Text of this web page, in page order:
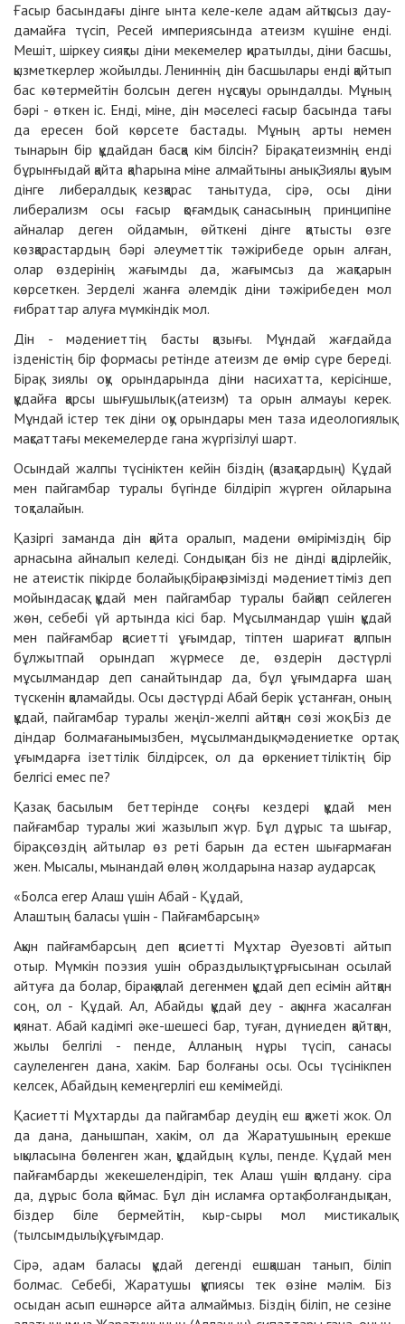
Ғасыр басындағы дінге ынта келе-келе адам айтқысыз дау-
дамайға түсіп, Ресей империясында атеизм күшіне енді.
Мешіт, шіркеу сияқты діни мекемелер қиратылды, діни басшы,
қызметкерлер жойылды. Лениннің дін басшылары енді қайтып
бас көтермейтін болсын деген нұсқауы орындалды. Мұның
бәрі - өткен іс. Енді, міне, дін мәселесі ғасыр басында тағы
да ересен бой көрсете бастады. Мұның арты немен
тынарын бір құдайдан басқа кім білсін? Бірақ атеизмнің енді
бұрынғыдай қайта қаһарына міне алмайтыны анық. Зиялы қауым
дінге либералдық кезқарас танытуда, сірә, осы діни
либерализм осы ғасыр қоғамдық санасының принципіне
айналар деген ойдамын, өйткені дінге қатысты өзге
көзқарастардың бәрі әлеуметтік тәжірибеде орын алған,
олар өздерінің жағымды да, жағымсыз да жақтарын
көрсеткен. Зерделі жанға әлемдік діни тәжірибеден мол
ғибраттар алуға мүмкіндік мол.
Дін - мәдениеттің басты қазығы. Мұндай жағдайда
ізденістің бір формасы ретінде атеизм де өмір сүре береді.
Бірақ, зиялы оқу орындарында діни насихатта, керісінше,
құдайға қарсы шығушылық (атеизм) та орын алмауы керек.
Мұндай істер тек діни оқу орындары мен таза идеологиялық
мақсаттағы мекемелерде гана жүргізілуі шарт.
Осындай жалпы түсініктен кейін біздің (қазақтардың) Құдай
мен пайгамбар туралы бүгінде білдіріп жүрген ойларына
тоқталайын.
Қазірrі заманда дін қайта оралып, мадени өміріміздің бір
арнасына айналып келеді. Сондықтан біз не дінді қадірлейік,
не атеистік пікірде болайық, бірақ өзімізді мәдениеттіміз деп
мойындасақ, құдай мен пайгамбар туралы байқап сейлеген
жөн, себебі үй артында кісі бар. Мұсылмандар үшін құдай
мен пайғамбар қасиетті ұғымдар, тіптен шариғат қалпын
бұлжытпай орындап жүрмесе де, өздерін дәстүрлі
мұсылмандар деп санайтындар да, бұл ұғымдарға шаң
түскенін қаламайды. Осы дәстүрді Абай берік ұстанған, оның
құдай, пайгамбар туралы жеңіл-желпі айтқан сөзі жоқ. Біз де
діндар болмағанымызбен, мұсылмандық мәдениетке ортақ
ұғымдарға ізеттілік білдірсек, ол да өркениеттіліктің бір
белгісі емес пе?
Қазақ басылым беттерінде соңғы кездері құдай мен
пайғамбар туралы жиі жазылып жүр. Бұл дұрыс та шығар,
бірақ сөздің айтылар өз реті барын да естен шығармаған
жен. Мысалы, мынандай өлөң жолдарына назар аударсақ:
«Болса егер Алаш үшін Абай - Құдай,
Алаштың баласы үшін - Пайғамбарсың»
Ақын пайғамбарсың деп қасиетті Мұхтар Әуезовті айтып
отыр. Мүмкін поэзия ушін образдылық тұрғысынан осылай
айтуға да болар, бірақ қалай дегенмен құдай деп есімін айтқан
соң, ол - Құдай. Ал, Абайды құдай деу - ақынға жасалған
қиянат. Абай кадімгі әке-шешесі бар, туған, дүниеден қайтқан,
жылы белгілі - пенде, Алланың нұры түсіп, санасы
саулеленген дана, хакім. Бар болғаны осы. Осы түсінікпен
келсек, Абайдың кемеңгерлігі еш кемімейді.
Қасиетті Мұхтарды да пайгамбар деудің еш қажеті жок. Ол
да дана, данышпан, хакім, ол да Жаратушының ерекше
ықыласына бөленген жан, құдайдың кұлы, пенде. Құдай мен
пайғамбарды жекешелендіріп, тек Алаш үшін қолдану. сіра
да, дұрыс бола қоймас. Бұл дін исламға ортақ болғандықтан,
біздер біле бермейтін, кыр-сыры мол мистикалық
(тылсымдылық) ұғымдар.
Сірә, адам баласы құдай дегенді ешқашан танып, біліп
болмас. Себебі, Жаратушы құпиясы тек өзіне мәлім. Біз
осыдан асып ешнәрсе айта алмаймыз. Біздің біліп, не сезіне